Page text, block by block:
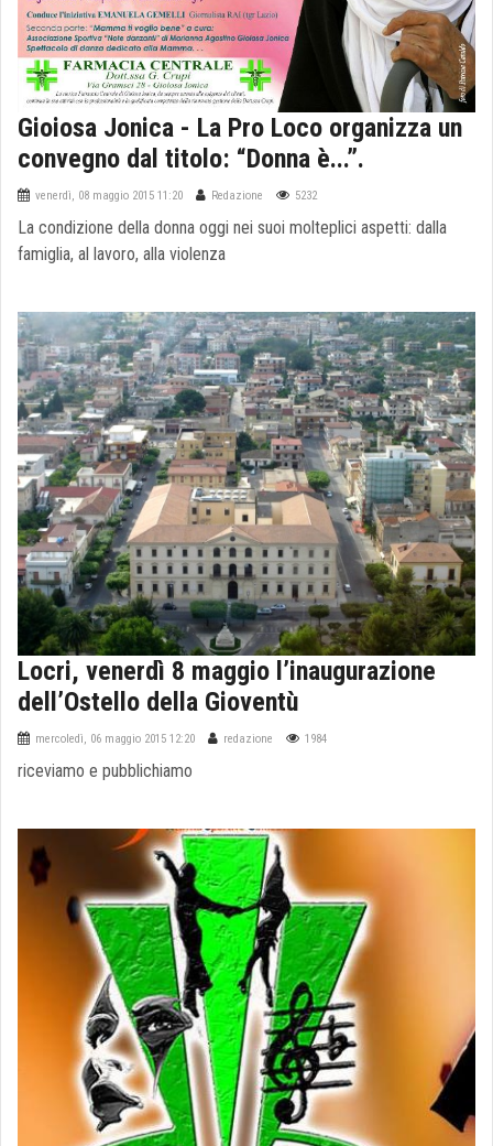
Gioiosa Jonica - La Pro Loco organizza un
convegno dal titolo: “Donna è...”.
venerdì, 08 maggio 2015 11:20 Redazione 5232
La condizione della donna oggi nei suoi molteplici aspetti: dalla
famiglia, al lavoro, alla violenza
Locri, venerdì 8 maggio l’inaugurazione
dell’Ostello della Gioventù
mercoledì, 06 maggio 2015 12:20 redazione 1984
riceviamo e pubblichiamo